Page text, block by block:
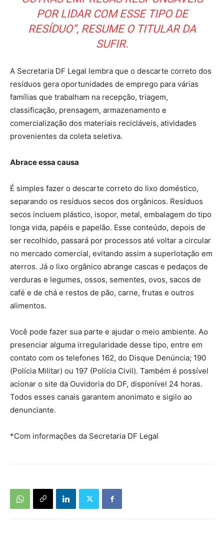
POR LIDAR COM ESSE TIPO DE
RESÍDUO”, RESUME O TITULAR DA
SUFIR.
A Secretaria DF Legal lembra que o descarte correto dos
resíduos gera oportunidades de emprego para várias
famílias que trabalham na recepção, triagem,
classificação, prensagem, armazenamento e
comercialização dos materiais recicláveis, atividades
provenientes da coleta seletiva.
Abrace essa causa
É simples fazer o descarte correto do lixo doméstico,
separando os resíduos secos dos orgânicos. Resíduos
secos incluem plástico, isopor, metal, embalagem do tipo
longa vida, papéis e papelão. Esse conteúdo, depois de
ser recolhido, passará por processos até voltar a circular
no mercado comercial, evitando assim a superlotação em
aterros. Já o lixo orgânico abrange cascas e pedaços de
verduras e legumes, ossos, sementes, ovos, sacos de
café e de chá e restos de pão, carne, frutas e outros
alimentos.
Você pode fazer sua parte e ajudar o meio ambiente. Ao
presenciar alguma irregularidade desse tipo, entre em
contato com os telefones 162, do Disque Denúncia; 190
(Polícia Militar) ou 197 (Polícia Civil). Também é possível
acionar o site da Ouvidoria do DF, disponível 24 horas.
Todos esses canais garantem anonimato e sigilo ao
denunciante.
*Com informações da Secretaria DF Legal